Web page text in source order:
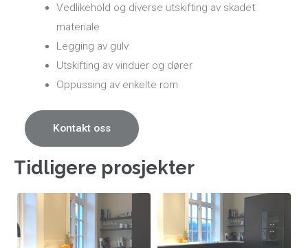
Vedlikehold og diverse utskifting av skadet
materiale
Legging av gulv
Utskifting av vinduer og dører
Oppussing av enkelte rom
Kontakt oss
Tidligere prosjekter